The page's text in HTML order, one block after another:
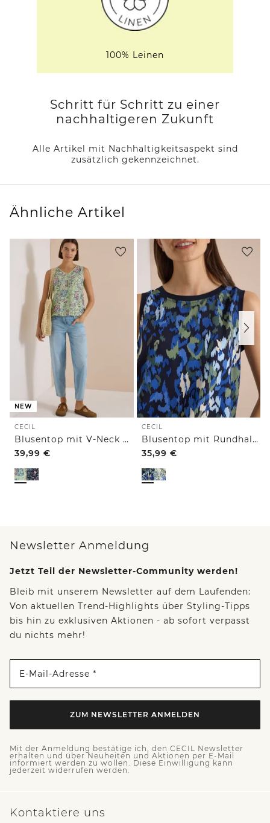
100% Leinen
Schritt für Schritt zu einer
nachhaltigeren Zukunft
Alle Artikel mit Nachhaltigkeitsaspekt sind
zusätzlich gekennzeichnet.
Ähnliche Artikel
NEW
CECIL
Blusentop mit V-Neck und Print
39,99 €
CECIL
Blusentop mit Rundhals und Print
35,99 €
Newsletter Anmeldung
Jetzt Teil der Newsletter-Community werden!
Bleib mit unserem Newsletter auf dem Laufenden:
Von aktuellen Trend-Highlights über Styling-Tipps
bis hin zu exklusiven Aktionen - ab sofort verpasst
du nichts mehr!
E-Mail-Adresse *
ZUM NEWSLETTER ANMELDEN
Mit der Anmeldung bestätige ich, den CECIL Newsletter
erhalten und über Neuheiten und Aktionen per E-Mail
informiert werden zu wollen. Diese Einwilligung kann
jederzeit widerrufen werden.
Kontaktiere uns